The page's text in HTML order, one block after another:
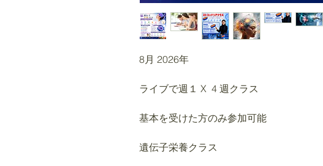
8月 2026年
ライブで週１ X 4 週クラス
基本を受けた方のみ参加可能
遺伝子栄養クラス